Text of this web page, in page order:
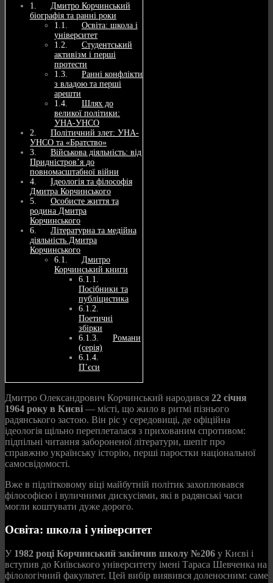
Дмитро Корчинський
біографія та ранні роки
Освіта: школа і
університет
Студентський
активізм і перші
протести
Ранні конфлікти
з владою та перші
арешти
Шлях до
великої політики:
УНА-УНСО
Політичний злет: УНА-
УНСО та «Братство»
Військова діяльність: від
Придністров’я до
повномасштабної війни
Ідеологія та філософія
Дмитра Корчинського
Особисте життя та
родина Дмитра
Корчинського
Літературна та медійна
діяльність Дмитра
Корчинського
Дмитро
Корчинський книги
Посібники та
публіцистика
Поетичні
збірки
Романи
(серія)
П’єси
Дмитро Олександрович Корчинський народився 22 січня
1964 року в Києві — місті, що жило в ритмі пізнього
радянського застою. Він ріс у середовищі, де офіційна
ідеологія щільно переплеталася з прихованим спротивом:
підпільні читання забороненої літератури, шепіт про
справжню українську історію, перші паростки національної
самосвідомості.
Вже в підлітковому віці майбутній політик захоплювався
філософією і вуличними дискусіями, які в радянські часи
могли коштувати дуже дорого.
Освіта: школа і університет
У 1982 році Корчинський закінчив школу №206 у Києві і
вступив до Київського університету імені Тараса Шевченка на
філологічний факультет. Цей вибір виявився доленосним: саме